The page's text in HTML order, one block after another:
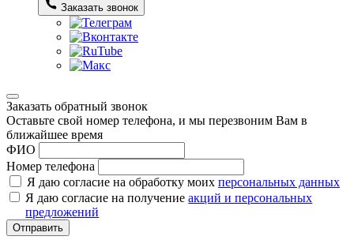
Заказать звонок
Заказать обратный звонок
Оставьте свой номер телефона, и мы перезвоним Вам в
ближайшее время
ФИО
Номер телефона
Я даю согласие на обработку моих персональных данных
Я даю согласие на получениеакций и персональных
предложений
Отправить